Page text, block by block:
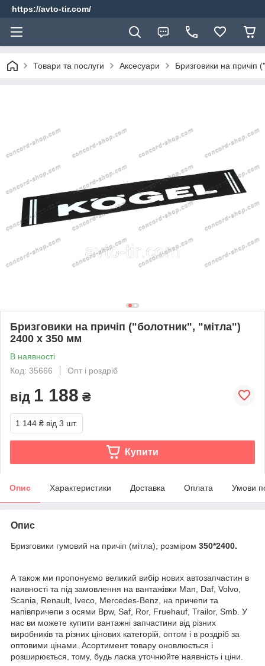
https://avto-tir.com/
Товари та послуги Аксесуари Бризговики на причіп
Бризговики на причіп ("болотник", "мітла")
2400 х 350 мм
В наявності
Код: 35666
Опт і роздріб
від 1 188 ₴
1 144 ₴ від 3 шт.
Купити
Опис Характеристики Доставка Оплата Умови
Опис
Бризговики гумовий на причіп (мітла), розміром 350*2400.
А також ми пропонуємо великий вибір нових автозапчастин в
наявності та під замовлення на вантажівки Man, Daf, Volvo,
Scania, Renault, Iveco, Mercedes-Benz, на причепи та
напівпричепи з осями Bpw, Saf, Ror, Fruehauf, Trailor, Smb. У
нас ви можете купити вантажні запчастини від різних
виробників та різних цінових категорій, оптом і в роздріб за
оптовими цінами. Асортимент товару оновлюється і
розширюється, тому, будь ласка уточнюйте наявність і ціни.